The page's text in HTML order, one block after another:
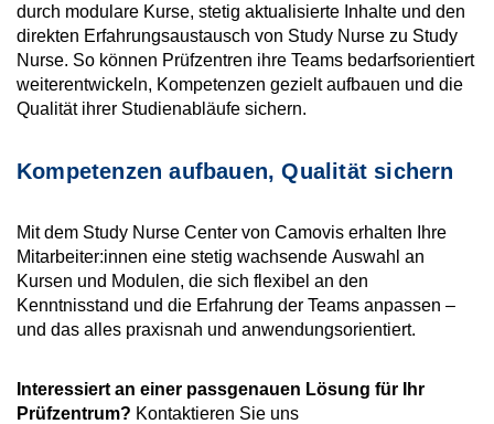
durch modulare Kurse, stetig aktualisierte Inhalte und den
direkten Erfahrungsaustausch von Study Nurse zu Study
Nurse. So können Prüfzentren ihre Teams bedarfsorientiert
weiterentwickeln, Kompetenzen gezielt aufbauen und die
Qualität ihrer Studienabläufe sichern.
Kompetenzen aufbauen, Qualität sichern
Mit dem Study Nurse Center von Camovis erhalten Ihre
Mitarbeiter:innen eine stetig wachsende Auswahl an
Kursen und Modulen, die sich flexibel an den
Kenntnisstand und die Erfahrung der Teams anpassen –
und das alles praxisnah und anwendungsorientiert.
Interessiert an einer passgenauen Lösung für Ihr
Prüfzentrum? Kontaktieren Sie uns